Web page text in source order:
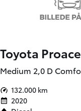
Toyota Proace
132.000 km
2020